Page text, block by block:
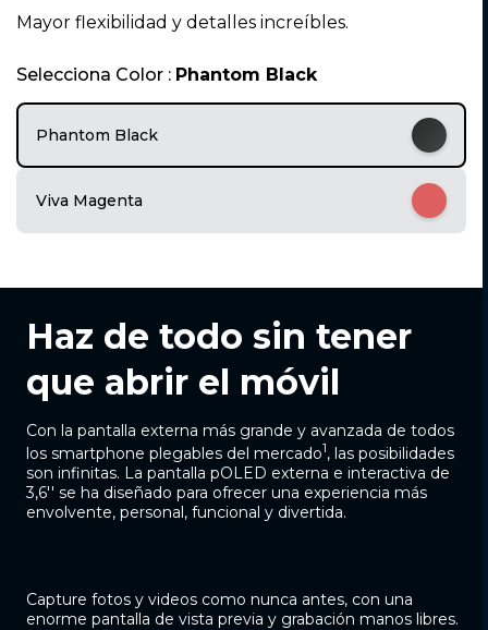
1
5
Mayor flexibilidad y detalles increíbles.
Selecciona Color : Phantom Black
Phantom Black
Viva Magenta
Haz de todo sin tener
que abrir el móvil
Con la pantalla externa más grande y avanzada de todos
los smartphone plegables del mercado1, las posibilidades
son infinitas. La pantalla pOLED externa e interactiva de
3,6'' se ha diseñado para ofrecer una experiencia más
envolvente, personal, funcional y divertida.
Capture fotos y videos como nunca antes, con una
enorme pantalla de vista previa y grabación manos libres.